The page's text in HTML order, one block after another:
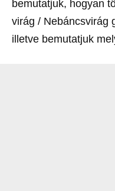
bemutatjuk, hogyan
virág / Nebáncsvirág
illetve bemutatjuk